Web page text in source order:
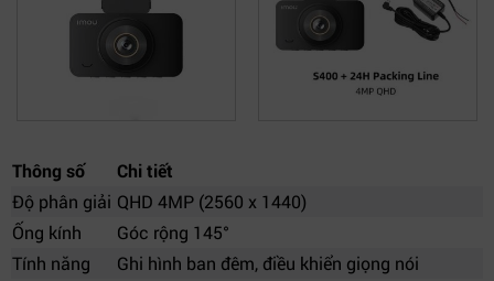
Thông số
Chi tiết
Độ phân giải QHD 4MP (2560 x 1440)
Ống kính
Góc rộng 145°
Tính năng
Ghi hình ban đêm, điều khiển giọng nói